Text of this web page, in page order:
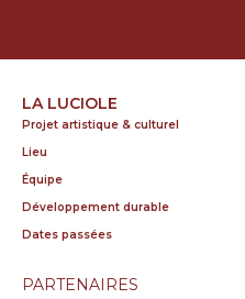
LA LUCIOLE
Projet artistique & culturel
Lieu
Équipe
Développement durable
Dates passées
PARTENAIRES